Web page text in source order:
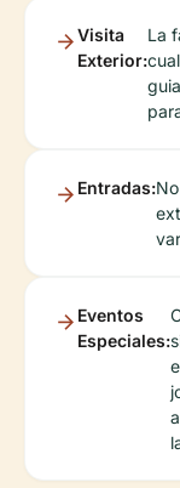
Visita
Exterior:
La
Entradas:
Eventos
Especiales: